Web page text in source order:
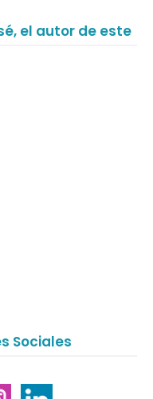
el autor de este
Sociales